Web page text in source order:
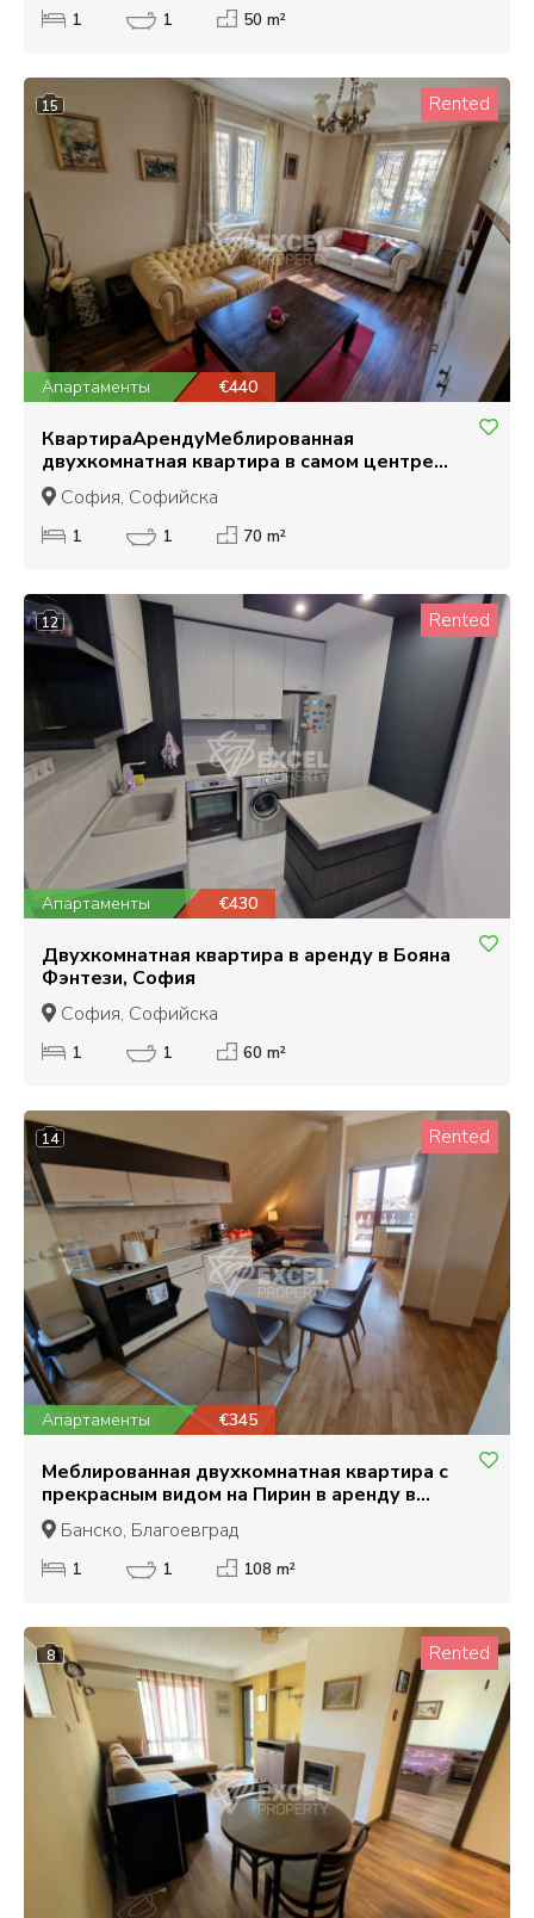
1 1 50 m²
15 Rented
Апартаменты €440
КвартираАрендуМеблированная
двухкомнатная квартира в самом центре
Лозенца, улица Вишнёва
София, Софийска
1 1 70 m²
12 Rented
Апартаменты €430
Двухкомнатная квартира в аренду в Бояна
Фэнтези, София
София, Софийска
1 1 60 m²
14 Rented
Апартаменты €345
Меблированная двухкомнатная квартира с
прекрасным видом на Пирин в аренду в
Банско!
Банско, Благоевград
1 1 108 m²
8 Rented